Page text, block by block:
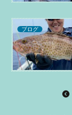
ブログ